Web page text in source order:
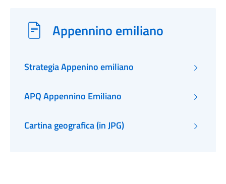
Appennino emiliano
Strategia Appenino emiliano
APQ Appennino Emiliano
Cartina geografica (in JPG)